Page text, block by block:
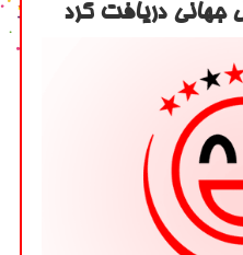
جهانی دریافت كرد